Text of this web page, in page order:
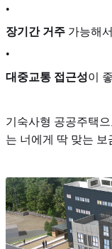
•
장기간 거주 가능해
•
대중교통 접근성이
기숙사형 공공주택
는 너에게 딱 맞는